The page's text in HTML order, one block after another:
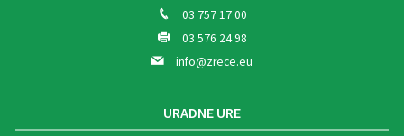
03 757 17 00
03 576 24 98
info@zrece.eu
URADNE URE